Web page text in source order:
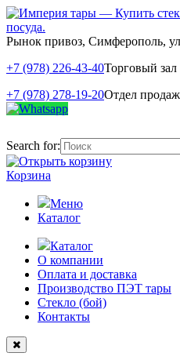
Рынок привоз, Симферополь,
+7 (978) 226-43-40Торговый
+7 (978) 278-19-20Отдел
Search for:
Корзина
Меню
Каталог
Каталог
О компании
Оплата и доставка
Производство ПЭТ тары
Стекло (бой)
Контакты